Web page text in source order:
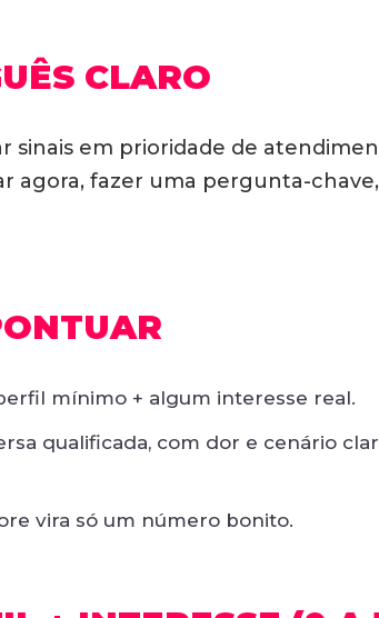
CLARO
em prioridade de
agora, fazer uma pergunta-
mínimo + algum interesse real.
qualificada, com dor e cenário
vira só um número bonito.